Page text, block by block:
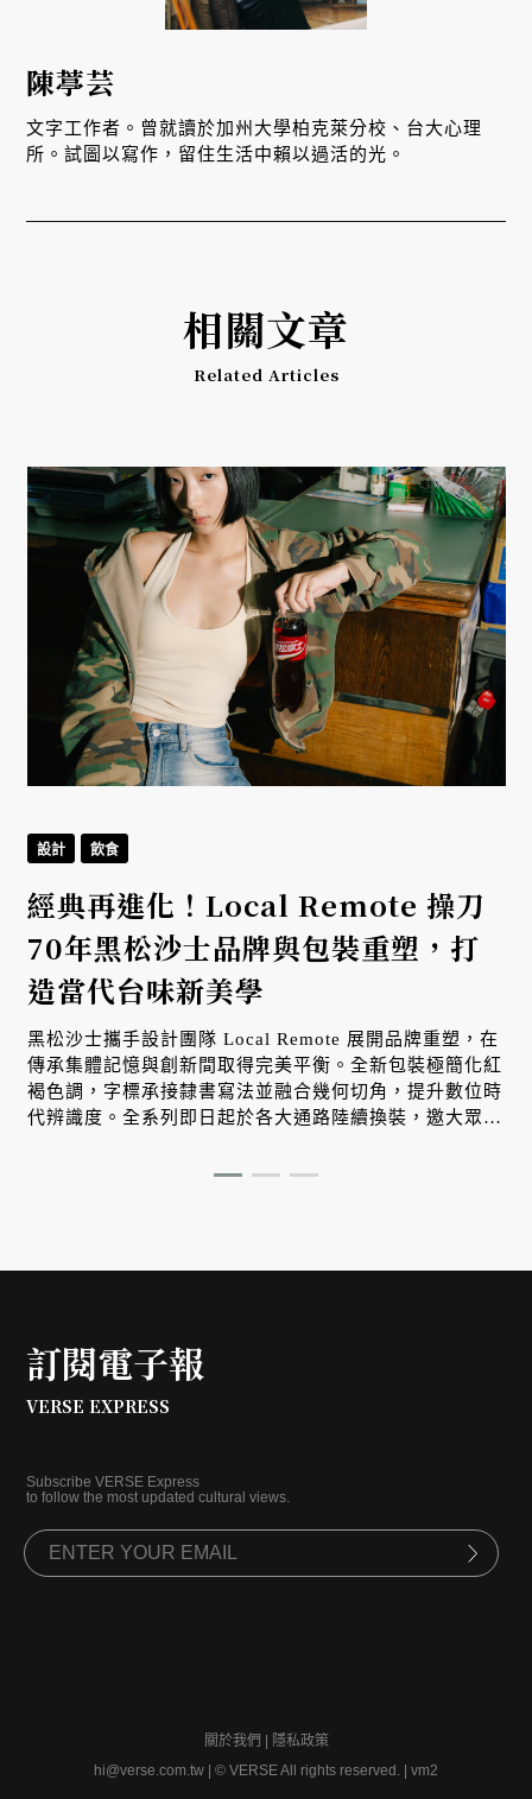
陳葶芸
文字工作者。曾就讀於加州大學柏克萊分校、台大心理
所。試圖以寫作，留住生活中賴以過活的光。
相關文章
Related Articles
設計 飲食
經典再進化！Local Remote 操刀
70年黑松沙士品牌與包裝重塑，打
造當代台味新美學
黑松沙士攜手設計團隊 Local Remote 展開品牌重塑，在
傳承集體記憶與創新間取得完美平衡。全新包裝極簡化紅
褐色調，字標承接隸書寫法並融合幾何切角，提升數位時
代辨識度。全系列即日起於各大通路陸續換裝，邀大眾感
訂閱電子報
VERSE EXPRESS
Subscribe VERSE Express
to follow the most updated cultural views.
關於我們
隱私政策
hi@verse.com.tw
© VERSE All rights reserved. | vm2